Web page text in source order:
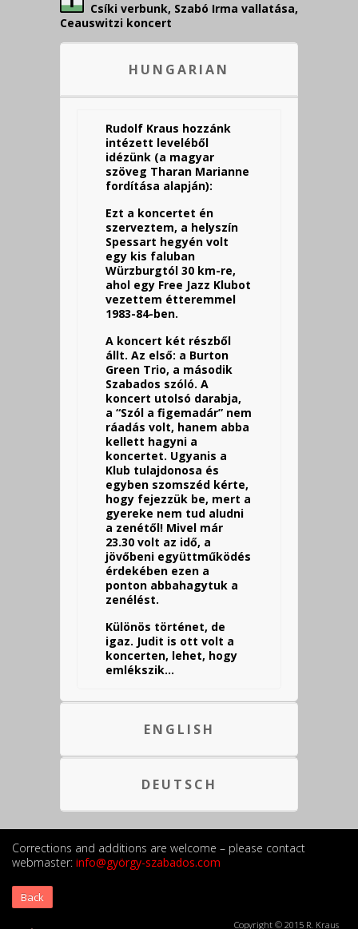
Csíki verbunk, Szabó Irma vallatása,
Ceauswitzi koncert
HUNGARIAN
Rudolf Kraus hozzánk
intézett leveléből
idézünk (a magyar
szöveg Tharan Marianne
fordítása alapján):
Ezt a koncertet én
szerveztem, a helyszín
Spessart hegyén volt
egy kis faluban
Würzburgtól 30 km-re,
ahol egy Free Jazz Klubot
vezettem étteremmel
1983-84-ben.
A koncert két részből
állt. Az első: a Burton
Green Trio, a második
Szabados szóló. A
koncert utolsó darabja,
a “Szól a figemadár” nem
ráadás volt, hanem abba
kellett hagyni a
koncertet. Ugyanis a
Klub tulajdonosa és
egyben szomszéd kérte,
hogy fejezzük be, mert a
gyereke nem tud aludni
a zenétől! Mivel már
23.30 volt az idő, a
jövőbeni együttműködés
érdekében ezen a
ponton abbahagytuk a
zenélést.
Különös történet, de
igaz. Judit is ott volt a
koncerten, lehet, hogy
emlékszik…
ENGLISH
DEUTSCH
Corrections and additions are welcome – please contact
webmaster: info@györgy-szabados.com
Back
Copyright © 2015 R. Kraus